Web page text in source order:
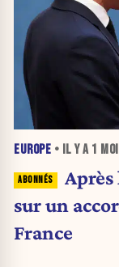
EUROPE • IL Y A 1
Après
sur un
France